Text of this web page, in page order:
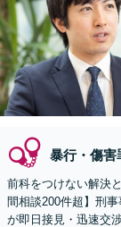
暴行・傷害
前科をつけない解決
間相談200件超】刑
が即日接見・迅速交